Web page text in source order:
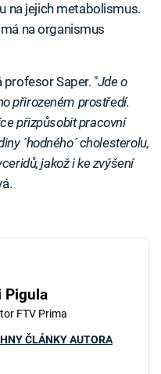
na jejich metabolismus.
na organismus
profesor Saper. "Jde o
přirozeném prostředí.
přizpůsobit pracovní
´hodného´ cholesterolu,
jakož i ke zvýšení
Pigula
FTV Prima
ČLÁNKY AUTORA